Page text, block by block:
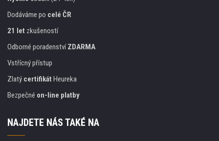
Dodáváme po celé ČR
21 let zkušeností
Odborné poradenstvíZDARMA
Vstřícný přístup
Zlatý certifikát Heureka
Bezpečné on-line platby
NAJDETE NÁS TAKÉ NA